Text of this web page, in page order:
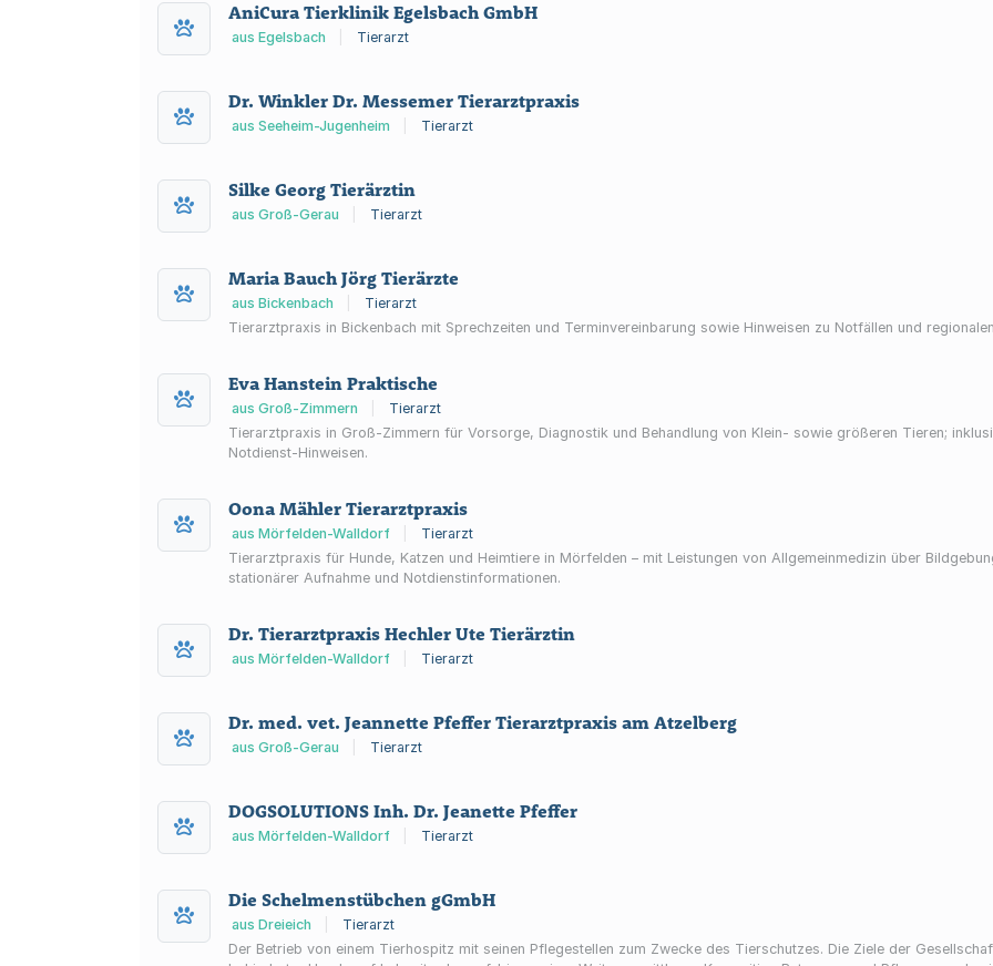
AniCura Tierklinik Egelsbach GmbH
aus Egelsbach Tierarzt
Dr. Winkler Dr. Messemer Tierarztpraxis
aus Seeheim-Jugenheim Tierarzt
Silke Georg Tierärztin
aus Groß-Gerau Tierarzt
Maria Bauch Jörg Tierärzte
aus Bickenbach
Tierarzt
Tierarztpraxis in Bickenbach mit Sprechzeiten und Terminvereinbarung sowie Hinweisen zu Notfällen und
Eva Hanstein Praktische
aus Groß-Zimmern
Tierarzt
Tierarztpraxis in Groß-Zimmern für Vorsorge, Diagnostik und Behandlung von Klein- sowie größeren Tieren;
Notdienst-Hinweisen.
Oona Mähler Tierarztpraxis
aus Mörfelden-Walldorf
Tierarzt
Tierarztpraxis für Hunde, Katzen und Heimtiere in Mörfelden – mit Leistungen von Allgemeinmedizin über
stationärer Aufnahme und Notdienstinformationen.
Dr. Tierarztpraxis Hechler Ute Tierärztin
aus Mörfelden-Walldorf Tierarzt
Dr. med. vet. Jeannette Pfeffer Tierarztpraxis am Atzelberg
aus Groß-Gerau Tierarzt
DOGSOLUTIONS Inh. Dr. Jeanette Pfeffer
aus Mörfelden-Walldorf Tierarzt
Die Schelmenstübchen gGmbH
aus Dreieich
Tierarzt
Der Betrieb von einem Tierhospitz mit seinen Pflegestellen zum Zwecke des Tierschutzes. Die Ziele der Gesellschaft sind -Betreuung und Plege alter,